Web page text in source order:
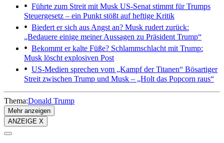
Führte zum Streit mit Musk US-Senat stimmt für Trumps
Steuergesetz – ein Punkt stößt auf heftige Kritik
Biedert er sich aus Angst an? Musk rudert zurück:
„Bedauere einige meiner Aussagen zu Präsident Trump“
Bekommt er kalte Füße? Schlammschlacht mit Trump:
Musk löscht explosiven Post
US-Medien sprechen vom „Kampf der Titanen“ Bösartiger
Streit zwischen Trump und Musk – „Holt das Popcorn raus“
Thema:Donald Trump
Mehr anzeigen
ANZEIGE X